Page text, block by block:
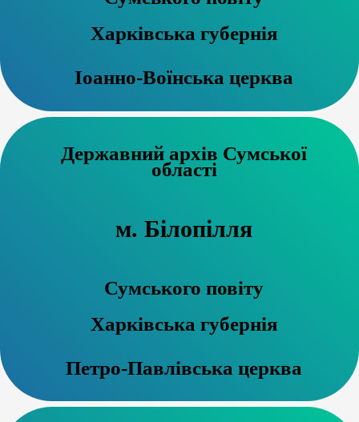
Харківська губернія
Іоанно-Воїнська церква
Державний архів Сумської
області
м. Білопілля
Сумського повіту
Харківська губернія
Петро-Павлівська церква